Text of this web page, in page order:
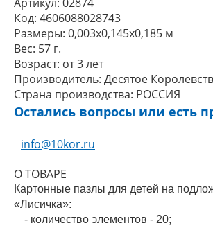
Код: 4606088028743
Размеры: 0,003x0,145x0,185 м
Вес: 57 г.
Возраст: от 3 лет
Производитель: Десятое
Страна производства: РОССИЯ
Остались вопросы или есть
info@10kor.ru
О ТОВАРЕ
Картонные пазлы для детей на
«Лисичка»:
- количество элементов - 20;